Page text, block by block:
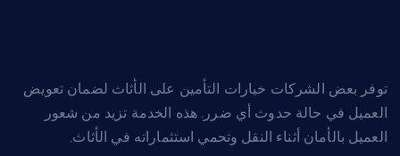
توفر بعض الشركات خيارات التأمين على الأثاث لضمان تعويض
العميل في حالة حدوث أي ضرر. هذه الخدمة تزيد من شعور
العميل بالأمان أثناء النقل وتحمي استثماراته في الأثاث.